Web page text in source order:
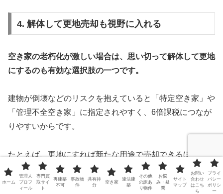
4. 解体して更地売却も視野に入れる
空き家の老朽化が激しい場合は、思い切って解体して更地
にするのも有効な選択肢の一つです。
建物が倒壊などのリスクを抱えていると「特定空き家」や
「管理不全空き家」に指定されやすく、6倍課税につなが
りやすいからです。
たとえば、更地にすれば新たな用途で売却できるほか、管
理や安全面の負担も軽くなります。
ホーム
管理人
プロフ
ィール
専門買
取サイ
ト
再建築
不可
事故物
件
共有持
分
空き家
違法建
築
その他
の訳あ
り物件
お悩
み・疑
問
サイト
マップ
お問い
合わせ
はこち
ら
プライ
バシー
ポリシ
ー